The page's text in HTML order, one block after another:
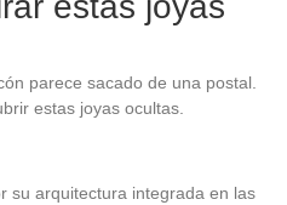
parece sacado de una postal.
estas joyas ocultas.
su arquitectura integrada en las